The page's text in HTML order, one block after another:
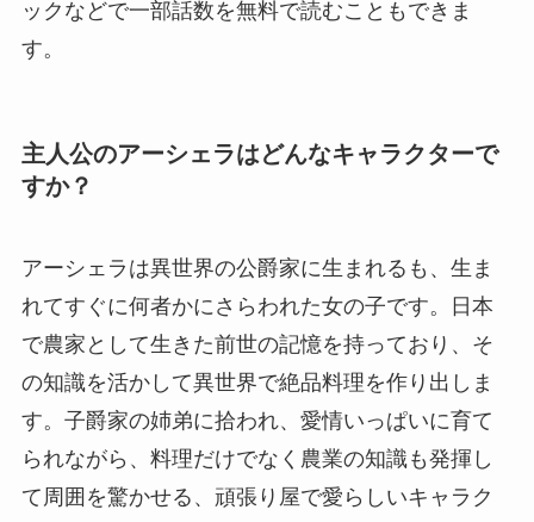
ックなどで一部話数を無料で読むこともできま
す。
主人公のアーシェラはどんなキャラクターで
すか？
アーシェラは異世界の公爵家に生まれるも、生ま
れてすぐに何者かにさらわれた女の子です。日本
で農家として生きた前世の記憶を持っており、そ
の知識を活かして異世界で絶品料理を作り出しま
す。子爵家の姉弟に拾われ、愛情いっぱいに育て
られながら、料理だけでなく農業の知識も発揮し
て周囲を驚かせる、頑張り屋で愛らしいキャラク